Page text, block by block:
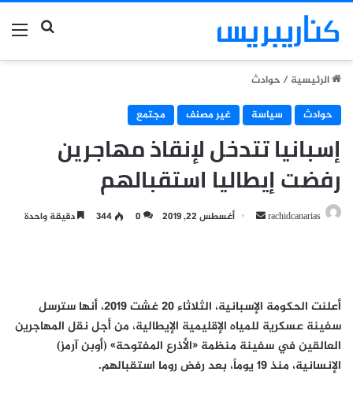
بحث
الرئيسية/حوادث
حوادث
سياسة غير مصنف مجتمع
إسبانيا تتدخل لإنقاذ مهاجرين
رفضت إيطاليا استقبالهم
rachidcanarias
أرسل أغسطس 22, 2019 0
344 دقيقة واحدة
أعلنت الحكومة الإسبانية، الثلاثاء 20 غشت 2019، أنها سترسل
سفينة عسكرية للمياه الإقليمية الإيطالية، من أجل نقل المهاجرين
العالقين في سفينة منظمة «الأذرع المفتوحة» (أوبن آرمز)
الإنسانية، منذ 19 يوماً، بعد رفض روما استقبالهم.